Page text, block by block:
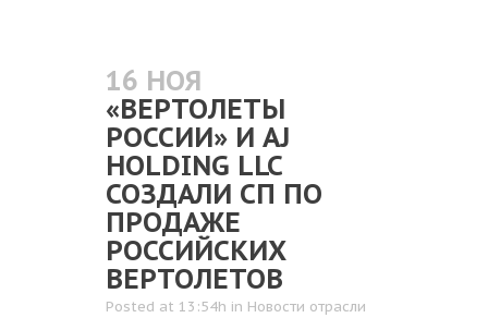
16 НОЯ
«ВЕРТОЛЕТЫ
РОССИИ» И AJ
HOLDING LLC
СОЗДАЛИ СП ПО
ПРОДАЖЕ
РОССИЙСКИХ
ВЕРТОЛЕТОВ
Posted at 13:54h in Новости отрасли